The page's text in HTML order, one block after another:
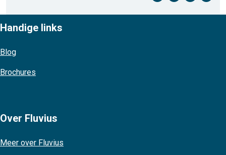
Handige links
Blog
Brochures
Over Fluvius
Meer over Fluvius